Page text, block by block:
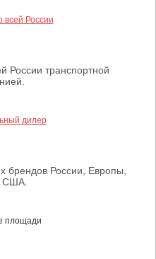
России транспортной
России, Европы,
США.